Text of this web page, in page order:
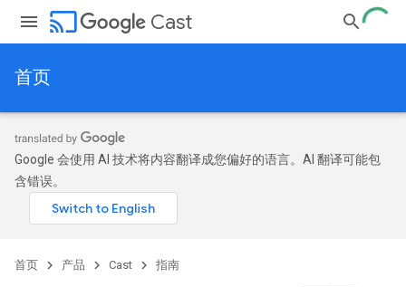
cast Cast
首页
Google 会使用 AI 技术将内容翻译成您偏好的语言。AI 翻译可能包
含错误。
首页 产品 Cast 指南